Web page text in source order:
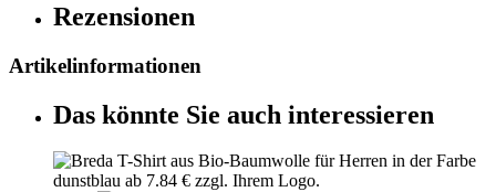
Rezensionen
Artikelinformationen
Das könnte Sie auch interessieren